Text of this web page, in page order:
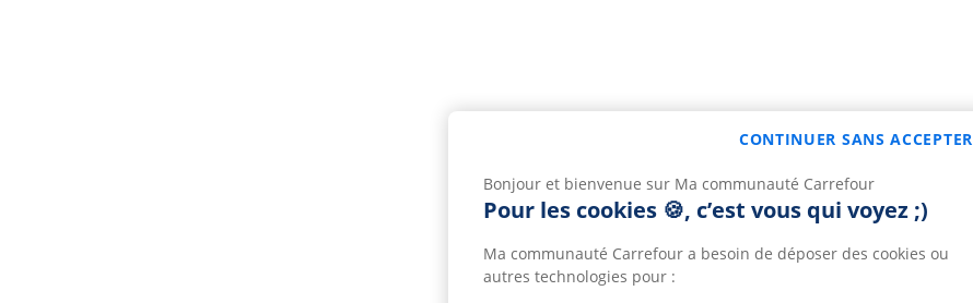
Bonjour et bienvenue sur Ma communauté Carrefour
Pour les cookies 🍪, c’est vous qui voyez ;)
Ma communauté Carrefour a besoin de déposer des cookies ou
autres technologies pour :
CONTINUER SANS ACCEPTER